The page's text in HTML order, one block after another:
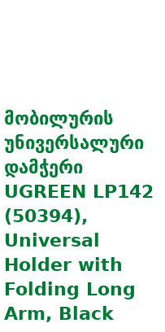
მობილურის
უნივერსალური
დამჭერი
UGREEN LP142
(50394),
Universal
Holder with
Folding Long
Arm, Black